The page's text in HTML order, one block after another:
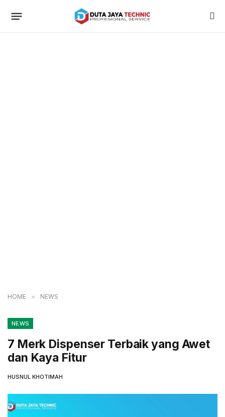
HOME » NEWS
NEWS
7 Merk Dispenser Terbaik yang Awet
dan Kaya Fitur
HUSNUL KHOTIMAH